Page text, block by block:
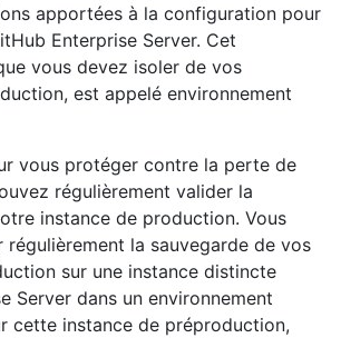
apportées à la configuration pour
Enterprise Server. Cet
vous devez isoler de vos
est appelé environnement
vous protéger contre la perte de
régulièrement valider la
instance de production. Vous
régulièrement la sauvegarde de vos
sur une instance distincte
Server dans un environnement
cette instance de préproduction,